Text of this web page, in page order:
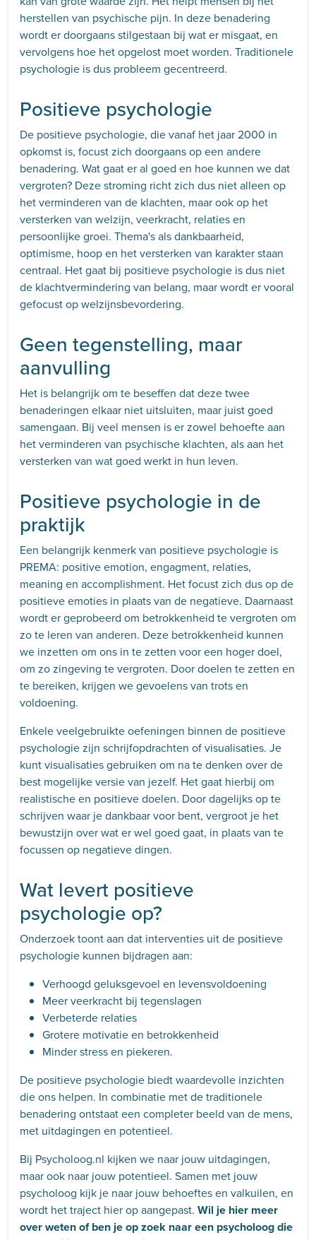
herstellen van psychische pijn. In deze benadering
wordt er doorgaans stilgestaan bij wat er misgaat, en
vervolgens hoe het opgelost moet worden. Traditionele
psychologie is dus probleem gecentreerd.
Positieve psychologie
De positieve psychologie, die vanaf het jaar 2000 in
opkomst is, focust zich doorgaans op een andere
benadering. Wat gaat er al goed en hoe kunnen we dat
vergroten? Deze stroming richt zich dus niet alleen op
het verminderen van de klachten, maar ook op het
versterken van welzijn, veerkracht, relaties en
persoonlijke groei. Thema's als dankbaarheid,
optimisme, hoop en het versterken van karakter staan
centraal. Het gaat bij positieve psychologie is dus niet
de klachtvermindering van belang, maar wordt er vooral
gefocust op welzijnsbevordering.
Geen tegenstelling, maar
aanvulling
Het is belangrijk om te beseffen dat deze twee
benaderingen elkaar niet uitsluiten, maar juist goed
samengaan. Bij veel mensen is er zowel behoefte aan
het verminderen van psychische klachten, als aan het
versterken van wat goed werkt in hun leven.
Positieve psychologie in de
praktijk
Een belangrijk kenmerk van positieve psychologie is
PREMA: positive emotion, engagment, relaties,
meaning en accomplishment. Het focust zich dus op de
positieve emoties in plaats van de negatieve. Daarnaast
wordt er geprobeerd om betrokkenheid te vergroten om
zo te leren van anderen. Deze betrokkenheid kunnen
we inzetten om ons in te zetten voor een hoger doel,
om zo zingeving te vergroten. Door doelen te zetten en
te bereiken, krijgen we gevoelens van trots en
voldoening.
Enkele veelgebruikte oefeningen binnen de positieve
psychologie zijn schrijfopdrachten of visualisaties. Je
kunt visualisaties gebruiken om na te denken over de
best mogelijke versie van jezelf. Het gaat hierbij om
realistische en positieve doelen. Door dagelijks op te
schrijven waar je dankbaar voor bent, vergroot je het
bewustzijn over wat er wel goed gaat, in plaats van te
focussen op negatieve dingen.
Wat levert positieve
psychologie op?
Onderzoek toont aan dat interventies uit de positieve
psychologie kunnen bijdragen aan:
Verhoogd geluksgevoel en levensvoldoening
Meer veerkracht bij tegenslagen
Verbeterde relaties
Grotere motivatie en betrokkenheid
Minder stress en piekeren.
De positieve psychologie biedt waardevolle inzichten
die ons helpen. In combinatie met de traditionele
benadering ontstaat een completer beeld van de mens,
met uitdagingen en potentieel.
Bij Psycholoog.nl kijken we naar jouw uitdagingen,
maar ook naar jouw potentieel. Samen met jouw
psycholoog kijk je naar jouw behoeftes en valkuilen, en
wordt het traject hier op aangepast. Wil je hier meer
over weten of ben je op zoek naar een psycholoog die